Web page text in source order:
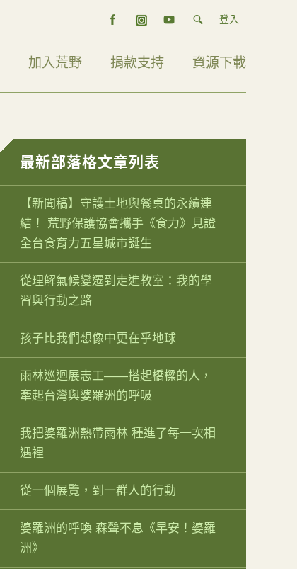
登入
加入荒野 捐款支持 資源下載
最新部落格文章列表
【新聞稿】守護土地與餐桌的永續連
結！ 荒野保護協會攜手《食力》見證
全台食育力五星城市誕生
從理解氣候變遷到走進教室：我的學
習與行動之路
孩子比我們想像中更在乎地球
雨林巡迴展志工——搭起橋樑的人，
牽起台灣與婆羅洲的呼吸
我把婆羅洲熱帶雨林 種進了每一次相
遇裡
從一個展覽，到一群人的行動
婆羅洲的呼喚 森聲不息《早安！婆羅
洲》